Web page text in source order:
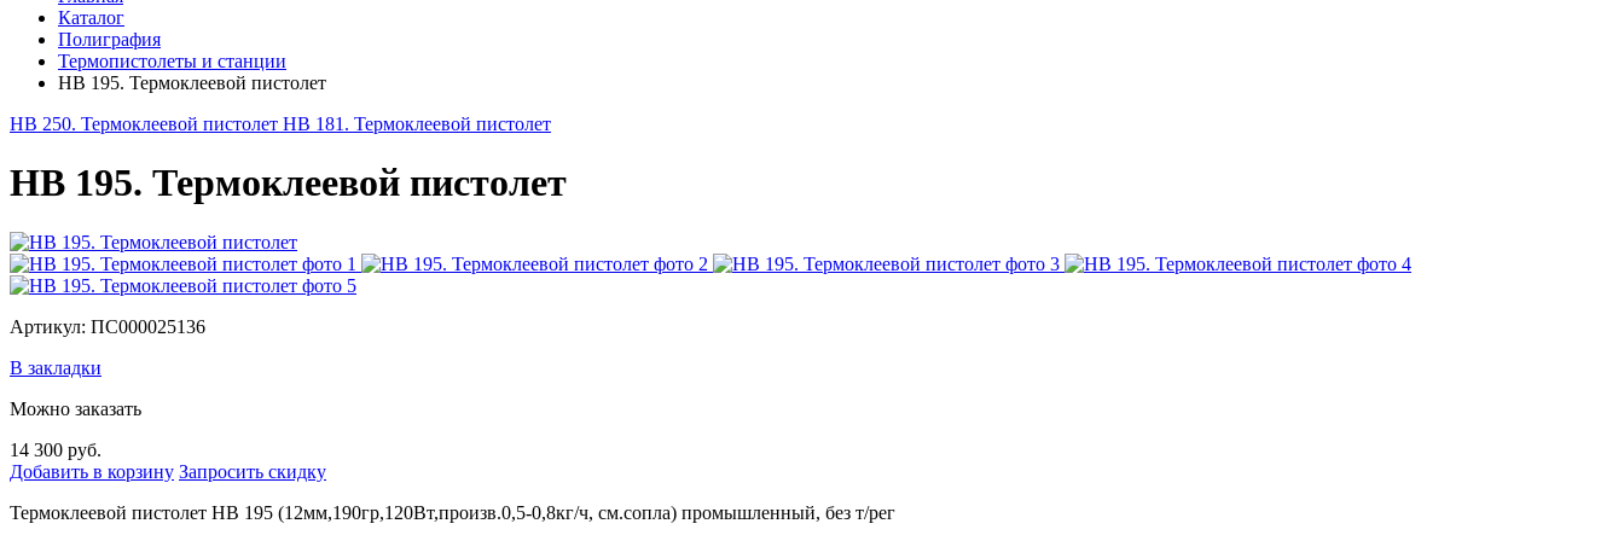
Каталог
Полиграфия
Термопистолеты и станции
HB 195. Термоклеевой пистолет
HB 250. Термоклеевой пистолет HB 181. Термоклеевой пистолет
HB 195. Термоклеевой пистолет
Артикул: ПС000025136
В закладки
Можно заказать
14 300 руб.
Добавить в корзину Запросить скидку
Термоклеевой пистолет HB 195 (12мм,190гр,120Вт,произв.0,5-0,8кг/ч, см.сопла) промышленный, без т/рег